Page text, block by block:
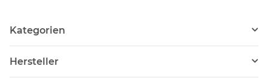
Kategorien
Hersteller